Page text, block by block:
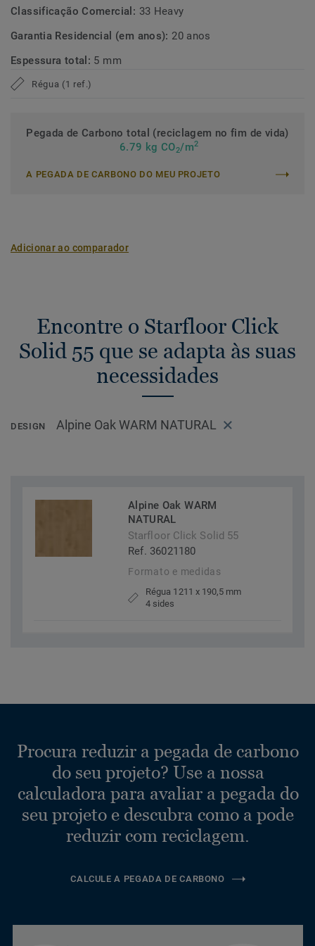
Classificação Comercial: 33 Heavy
Garantia Residencial (em anos): 20 anos
Espessura total: 5 mm
Régua (1 ref.)
Pegada de Carbono total (reciclagem no fim de vida)
6.79 kg CO2/m2
A PEGADA DE CARBONO DO MEU PROJETO
Adicionar ao comparador
Encontre o Starfloor Click
Solid 55 que se adapta às suas
necessidades
DESIGN Alpine Oak WARM NATURAL
Alpine Oak WARM
NATURAL
Starfloor Click Solid 55
Ref. 36021180
Formato e medidas
Régua 1211 x 190,5 mm
4 sides
Procura reduzir a pegada de carbono
do seu projeto? Use a nossa
calculadora para avaliar a pegada do
seu projeto e descubra como a pode
reduzir com reciclagem.
CALCULE A PEGADA DE CARBONO